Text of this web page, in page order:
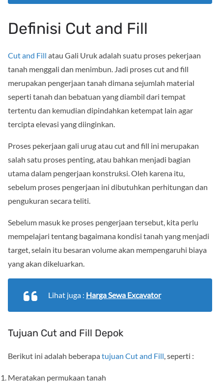
Definisi Cut and Fill
Cut and Fill atau Gali Uruk adalah suatu proses pekerjaan
tanah menggali dan menimbun. Jadi proses cut and fill
merupakan pengerjaan tanah dimana sejumlah material
seperti tanah dan bebatuan yang diambil dari tempat
tertentu dan kemudian dipindahkan ketempat lain agar
tercipta elevasi yang diinginkan.
Proses pekerjaan gali urug atau cut and fill ini merupakan
salah satu proses penting, atau bahkan menjadi bagian
utama dalam pengerjaan konstruksi. Oleh karena itu,
sebelum proses pengerjaan ini dibutuhkan perhitungan dan
pengukuran secara teliti.
Sebelum masuk ke proses pengerjaan tersebut, kita perlu
mempelajari tentang bagaimana kondisi tanah yang menjadi
target, selain itu besaran volume akan mempengaruhi biaya
yang akan dikeluarkan.
Lihat juga : Harga Sewa Excavator
Tujuan Cut and Fill Depok
Berikut ini adalah beberapatujuan Cut and Fill, seperti :
Meratakan permukaan tanah